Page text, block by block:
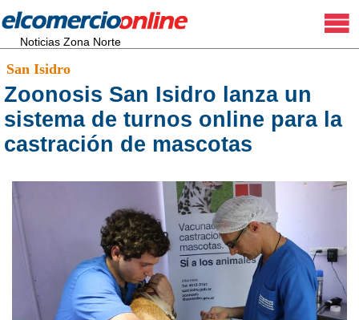
Noticias Zona Norte
San Isidro
Zoonosis San Isidro lanza un
sistema de turnos online para la
castración de mascotas